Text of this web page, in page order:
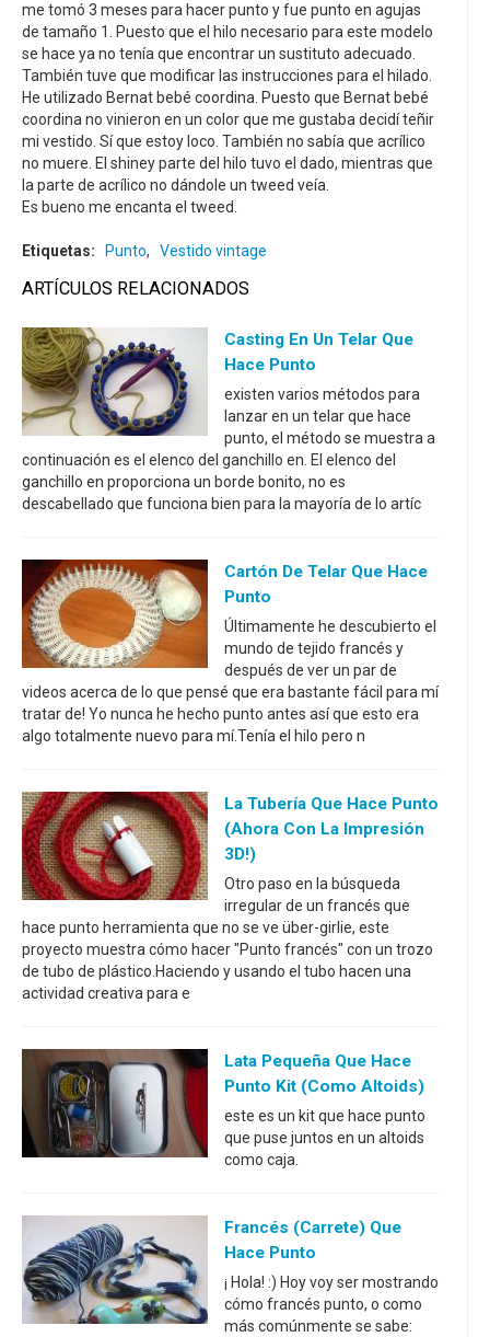
me tomó 3 meses para hacer punto y fue punto en agujas
de tamaño 1. Puesto que el hilo necesario para este modelo
se hace ya no tenía que encontrar un sustituto adecuado.
También tuve que modificar las instrucciones para el hilado.
He utilizado Bernat bebé coordina. Puesto que Bernat bebé
coordina no vinieron en un color que me gustaba decidí teñir
mi vestido. Sí que estoy loco. También no sabía que acrílico
no muere. El shiney parte del hilo tuvo el dado, mientras que
la parte de acrílico no dándole un tweed veía.
Es bueno me encanta el tweed.
Etiquetas: Punto, Vestido vintage
ARTÍCULOS RELACIONADOS
Casting En Un Telar Que
Hace Punto
existen varios métodos para
lanzar en un telar que hace
punto, el método se muestra a
continuación es el elenco del ganchillo en. El elenco del
ganchillo en proporciona un borde bonito, no es
descabellado que funciona bien para la mayoría de lo artíc
Cartón De Telar Que Hace
Punto
Últimamente he descubierto el
mundo de tejido francés y
después de ver un par de
videos acerca de lo que pensé que era bastante fácil para mí
tratar de! Yo nunca he hecho punto antes así que esto era
algo totalmente nuevo para mí.Tenía el hilo pero n
La Tubería Que Hace Punto
(ahora Con La Impresión
3D!)
Otro paso en la búsqueda
irregular de un francés que
hace punto herramienta que no se ve über-girlie, este
proyecto muestra cómo hacer "Punto francés" con un trozo
de tubo de plástico.Haciendo y usando el tubo hacen una
actividad creativa para e
Lata Pequeña Que Hace
Punto Kit (como Altoids)
este es un kit que hace punto
que puse juntos en un altoids
como caja.
Francés (carrete) Que
Hace Punto
¡ Hola! :) Hoy voy ser mostrando
cómo francés punto, o como
más comúnmente se sabe: